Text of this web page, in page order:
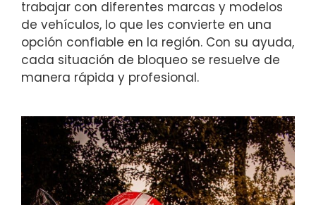
trabajar con diferentes marcas y modelos
de vehículos, lo que les convierte en una
opción confiable en la región. Con su ayuda,
cada situación de bloqueo se resuelve de
manera rápida y profesional.